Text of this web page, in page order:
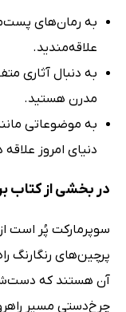
به رمان‌های
علاقه‌مندید.
به دنبال آثاری
مدرن هستید.
به موضوعاتی
دنیای امروز علاقه
در بخشی از کتاب
سوپرمارکت پُر است
پرچین‌های رنگارنگ
آن هستند که
چرخ‌دستی مسیر